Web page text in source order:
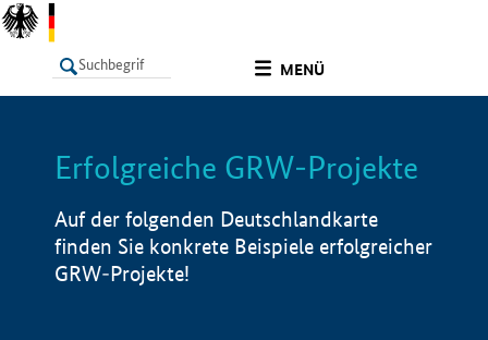
MENÜ
LISTE Info
Erfolgreiche GRW-Projekte
Auf der folgenden Deutschlandkarte
finden Sie konkrete Beispiele erfolgreicher
GRW-Projekte!